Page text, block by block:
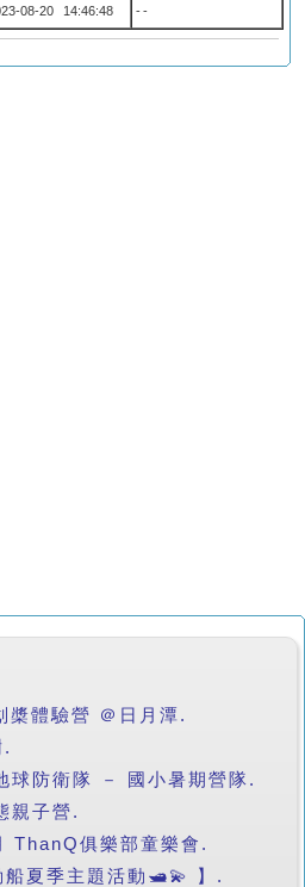
08-20 14:46:48 --
槳體驗營 ＠日月潭.
球防衛隊 － 國小暑期營隊.
親子營.
ThanQ俱樂部童樂會.
船夏季主題活動🛥️💫 】.